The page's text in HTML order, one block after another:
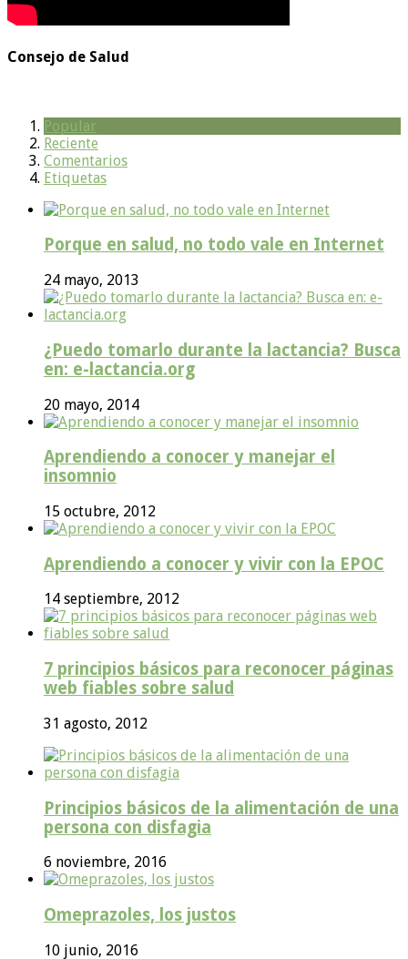
Consejo de Salud
Popular
Reciente
Comentarios
Etiquetas
Porque en salud, no todo vale en Internet
24 mayo, 2013
¿Puedo tomarlo durante la lactancia? Busca
en: e-lactancia.org
20 mayo, 2014
Aprendiendo a conocer y manejar el
insomnio
15 octubre, 2012
Aprendiendo a conocer y vivir con la EPOC
14 septiembre, 2012
7 principios básicos para reconocer páginas
web fiables sobre salud
31 agosto, 2012
Principios básicos de la alimentación de una
persona con disfagia
6 noviembre, 2016
Omeprazoles, los justos
10 junio, 2016